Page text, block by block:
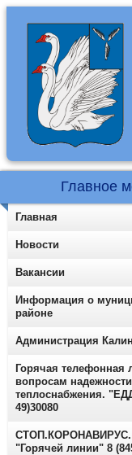
Главное
Главная
Новости
Вакансии
Информация о
районе
Администрация
Горячая телефонная
вопросам надежности
теплоснабжения.
49)30080
СТОП.КОРОНАВИРУС.
"Горячей линии" 8